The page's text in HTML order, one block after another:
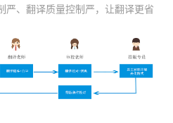
严、翻译质量控制严，让翻译更省